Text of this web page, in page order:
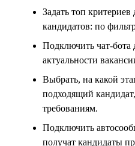
Задать топ
кандидатов: по
Подключить чат-бота
актуальности
Выбрать, на какой
подходящий
требованиям.
Подключить
получат кандидаты